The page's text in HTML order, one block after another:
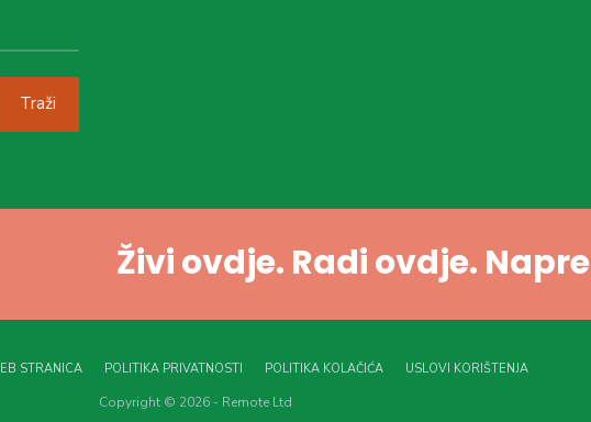
Traži
Živi ovdje. Radi ovdje.
STRANICA POLITIKA PRIVATNOSTI POLITIKA KOLAČIĆA USLOVI KORIŠTENJA
Copyright © 2026 - Remote Ltd